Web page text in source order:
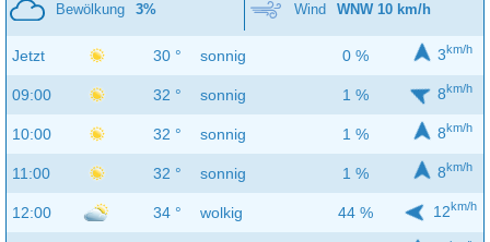
Bewölkung 3% Wind WNW 10 km/h
Jetzt 30 ° sonnig 0 % 3km/h
09:00 32 ° sonnig 1 % 8km/h
10:00 32 ° sonnig 1 % 8km/h
11:00 32 ° sonnig 1 % 8km/h
12:00 34 ° wolkig 44 % 12km/h